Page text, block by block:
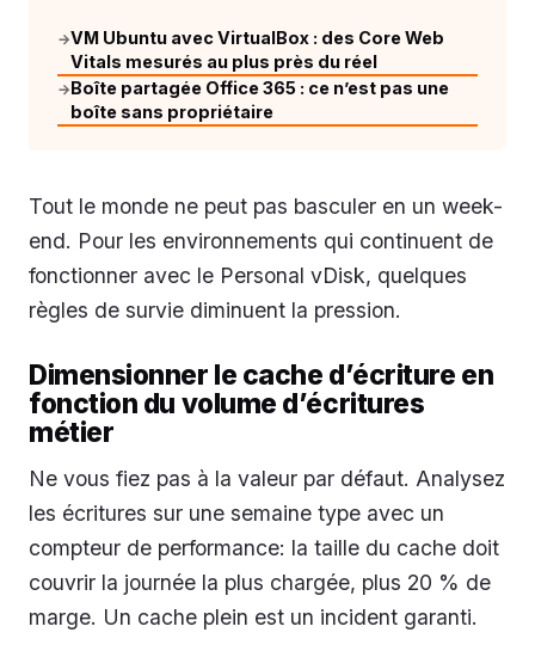
→VM Ubuntu avec VirtualBox : des Core Web
Vitals mesurés au plus près du réel
→Boîte partagée Office 365 : ce n’est pas une
boîte sans propriétaire
Tout le monde ne peut pas basculer en un week-
end. Pour les environnements qui continuent de
fonctionner avec le Personal vDisk, quelques
règles de survie diminuent la pression.
Dimensionner le cache d’écriture en
fonction du volume d’écritures
métier
Ne vous fiez pas à la valeur par défaut. Analysez
les écritures sur une semaine type avec un
compteur de performance: la taille du cache doit
couvrir la journée la plus chargée, plus 20 % de
marge. Un cache plein est un incident garanti.